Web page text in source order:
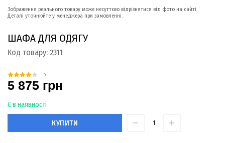
Зображення реального товару може несуттєво відрізнятися від фото на сайті.
Деталі уточнюйте у менеджера при замовленні.
ШАФА ДЛЯ ОДЯГУ
Код товару: 2311
5
5 875 грн
Є в наявності
КУПИТИ